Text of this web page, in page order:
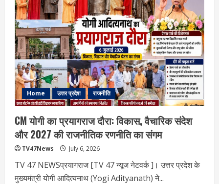
स्वीकार
किया
चंपत
राय
का
इस्तीफा:
क्या
यह
डैमेज
कंट्रोल
है,
जवाबदेही
संदेश
है
या
दौर
की
शुरुआत?
Home उत्तर प्रदेश राजनीति
CM योगी का प्रयागराज दौरा: विकास, वैचारिक संदेश
और 2027 की राजनीतिक रणनीति का संगम
TV47News July 6, 2026
TV 47 NEWSप्रयागराज [TV 47 न्‍यूज नेटवर्क ]। उत्तर प्रदेश के
मुख्यमंत्री योगी आदित्यनाथ (Yogi Adityanath) ने...